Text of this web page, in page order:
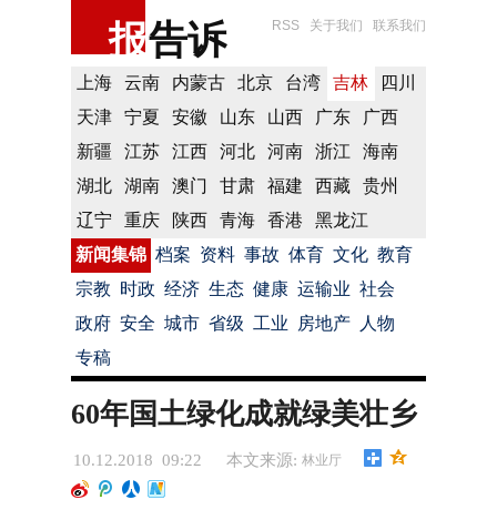
报告诉 RSS 关于我们 联系我们
上海 云南 内蒙古 北京 台湾 吉林
四川
天津
宁夏 安徽 山东 山西 广东
广西
新疆
江苏 江西 河北 河南 浙江
海南
湖北
湖南 澳门 甘肃 福建 西藏
贵州
辽宁
重庆 陕西 青海 香港
黑龙江
新闻集锦 档案 资料 事故 体育 文化 教育
宗教 时政 经济 生态 健康 运输业 社会
政府 安全 城市 省级 工业 房地产
人物
专稿
60年国土绿化成就绿美壮乡
10.12.2018 09:22 本文来源: 林业厅